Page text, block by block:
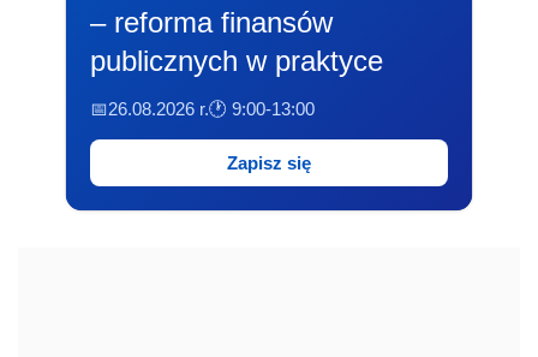
– reforma finansów
publicznych w praktyce
📅26.08.2026 r.🕐 9:00-13:00
Zapisz się